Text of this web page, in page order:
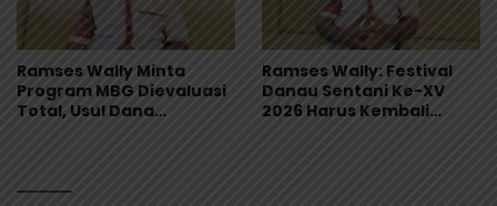
Ramses Wally Minta
Program MBG Dievaluasi
Total, Usul Dana
Ramses Wally: Festival
Danau Sentani Ke-XV
2026 Harus Kembali